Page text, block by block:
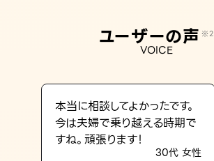
ユーザーの声 ※2
VOICE
本当に相談してよかったです。
今は夫婦で乗り越える時期で
すね。頑張ります！
30代 女性